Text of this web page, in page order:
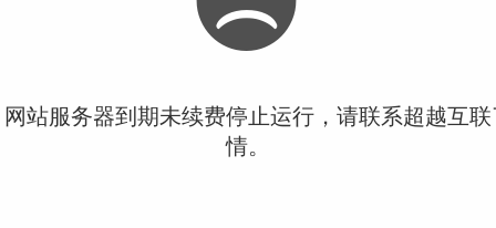
站服务器到期未续费停止运行，请联系超越互
情。